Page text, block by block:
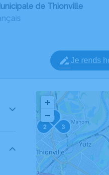
de Thionville
Je rends
1
2
3
+
−